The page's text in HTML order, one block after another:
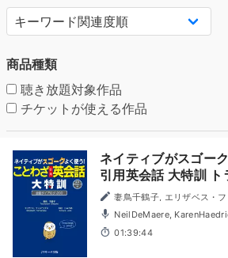
商品種類
聴き放題対象作品
チケットが使える作品
ネイティブがスゴー
引用英会話 大特訓
ーチ出版]
妻鳥千鶴子, エリザベス・フェルナンデス／英文監修, 木
村じゅりあ／英文監修
NeilDeMaere,
01:39:44